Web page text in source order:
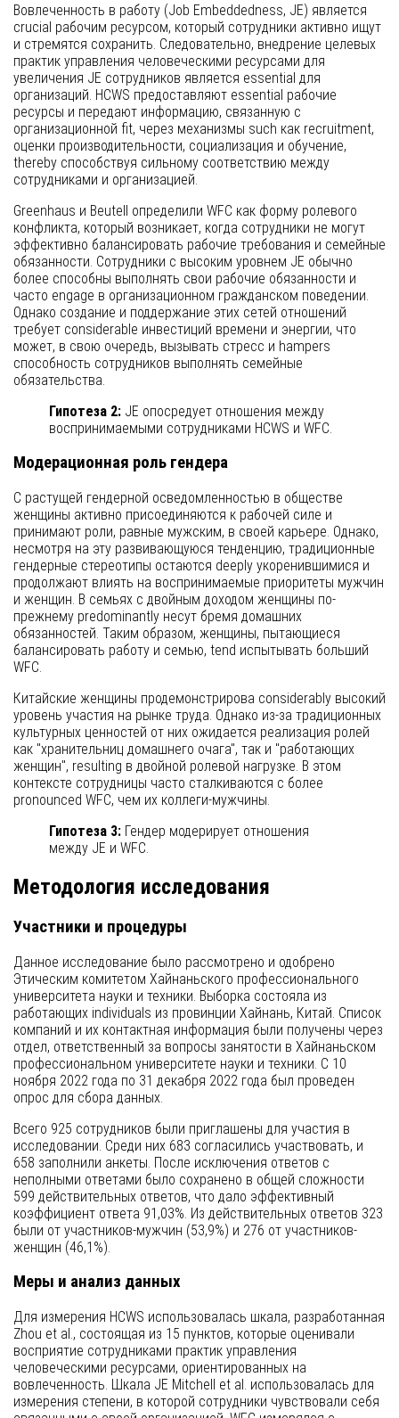
Вовлеченность в работу (Job Embeddedness, JE) является
crucial рабочим ресурсом, который сотрудники активно ищут
и стремятся сохранить. Следовательно, внедрение целевых
практик управления человеческими ресурсами для
увеличения JE сотрудников является essential для
организаций. HCWS предоставляют essential рабочие
ресурсы и передают информацию, связанную с
организационной fit, через механизмы such как recruitment,
оценки производительности, социализация и обучение,
thereby способствуя сильному соответствию между
сотрудниками и организацией.
Greenhaus и Beutell определили WFC как форму ролевого
конфликта, который возникает, когда сотрудники не могут
эффективно балансировать рабочие требования и семейные
обязанности. Сотрудники с высоким уровнем JE обычно
более способны выполнять свои рабочие обязанности и
часто engage в организационном гражданском поведении.
Однако создание и поддержание этих сетей отношений
требует considerable инвестиций времени и энергии, что
может, в свою очередь, вызывать стресс и hampers
способность сотрудников выполнять семейные
обязательства.
Гипотеза 2: JE опосредует отношения между
воспринимаемыми сотрудниками HCWS и WFC.
Модерационная роль гендера
С растущей гендерной осведомленностью в обществе
женщины активно присоединяются к рабочей силе и
принимают роли, равные мужским, в своей карьере. Однако,
несмотря на эту развивающуюся тенденцию, традиционные
гендерные стереотипы остаются deeply укоренившимися и
продолжают влиять на воспринимаемые приоритеты мужчин
и женщин. В семьях с двойным доходом женщины по-
прежнему predominantly несут бремя домашних
обязанностей. Таким образом, женщины, пытающиеся
балансировать работу и семью, tend испытывать больший
WFC.
Китайские женщины продемонстрирова considerably высокий
уровень участия на рынке труда. Однако из-за традиционных
культурных ценностей от них ожидается реализация ролей
как "хранительниц домашнего очага", так и "работающих
женщин", resulting в двойной ролевой нагрузке. В этом
контексте сотрудницы часто сталкиваются с более
pronounced WFC, чем их коллеги-мужчины.
Гипотеза 3: Гендер модерирует отношения
между JE и WFC.
Методология исследования
Участники и процедуры
Данное исследование было рассмотрено и одобрено
Этическим комитетом Хайнаньского профессионального
университета науки и техники. Выборка состояла из
работающих individuals из провинции Хайнань, Китай. Список
компаний и их контактная информация были получены через
отдел, ответственный за вопросы занятости в Хайнаньском
профессиональном университете науки и техники. С 10
ноября 2022 года по 31 декабря 2022 года был проведен
опрос для сбора данных.
Всего 925 сотрудников были приглашены для участия в
исследовании. Среди них 683 согласились участвовать, и
658 заполнили анкеты. После исключения ответов с
неполными ответами было сохранено в общей сложности
599 действительных ответов, что дало эффективный
коэффициент ответа 91,03%. Из действительных ответов 323
были от участников-мужчин (53,9%) и 276 от участников-
женщин (46,1%).
Меры и анализ данных
Для измерения HCWS использовалась шкала, разработанная
Zhou et al., состоящая из 15 пунктов, которые оценивали
восприятие сотрудниками практик управления
человеческими ресурсами, ориентированных на
вовлеченность. Шкала JE Mitchell et al. использовалась для
измерения степени, в которой сотрудники чувствовали себя